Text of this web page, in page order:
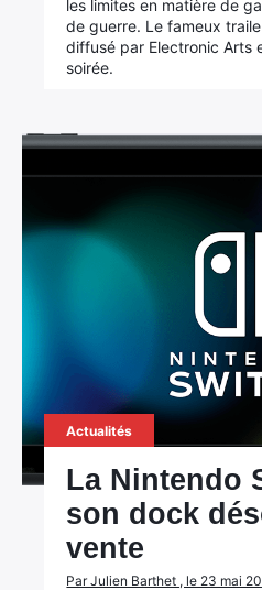
les limites en matière de
de guerre. Le fameux
diffusé par Electronic Arts
soirée.
Actualités
La Nintendo
son dock
vente
Par Julien Barthet , le 23 mai